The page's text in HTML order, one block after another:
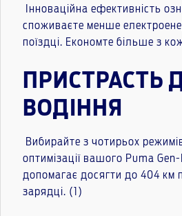
Інноваційна ефективність
споживаєте менше
поїздці. Економте більше з
ПРИСТРАСТЬ
ВОДІННЯ
Вибирайте з чотирьох
оптимізації вашого Puma
допомагає досягти до 404 км
зарядці. (1)